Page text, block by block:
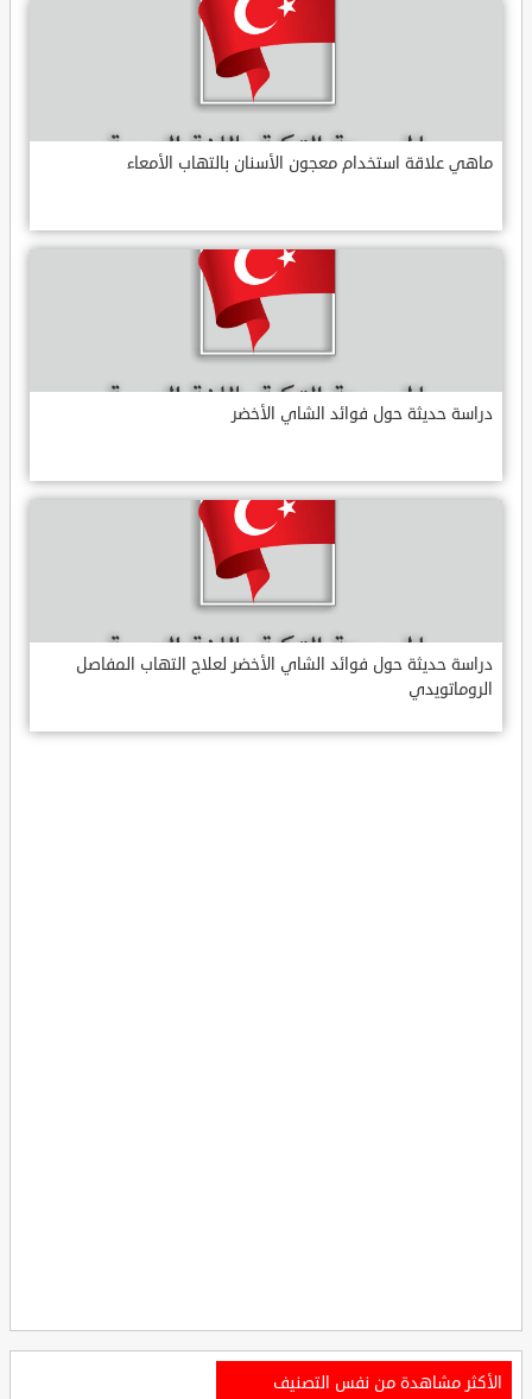
ماهي علاقة استخدام معجون الأسنان بالتهاب الأمعاء
دراسة حديثة حول فوائد الشاي الأخضر
دراسة حديثة حول فوائد الشاي الأخضر لعلاج التهاب المفاصل
الروماتويدي
الأكثر مشاهدة من نفس التصنيف